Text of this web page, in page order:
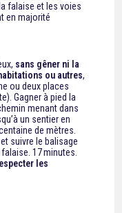
falaise et les voies
en majorité
sans gêner ni la
ou autres,
ou deux places
Gagner à pied la
menant dans
un sentier en
de mètres.
suivre le balisage
17 minutes.
les